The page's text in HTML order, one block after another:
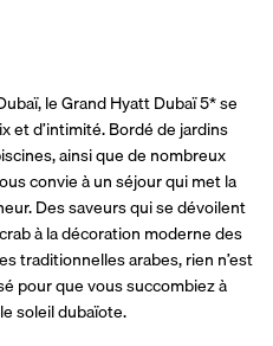
le Grand Hyatt Dubaï 5* se
et d’intimité. Bordé de jardins
ainsi que de nombreux
convie à un séjour qui met la
Des saveurs qui se dévoilent
à la décoration moderne des
traditionnelles arabes, rien n’est
pour que vous succombiez à
soleil dubaïote.